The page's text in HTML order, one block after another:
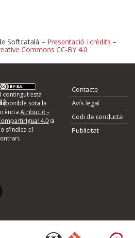
nos millores o
voleu proposar alguna millora, ompliu els
proposeu o l'error del qual voleu informar-
*
Softcatalà – Presentació i crèdits –
Commons CC-BY 4.0
contingut està
sota la
Atribució -
4.0 si
s'indica el
Contacte
Avís legal
Codi de conducta
Publicitat